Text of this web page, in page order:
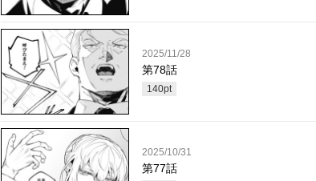
2025/11/28
第78話
140pt
2025/10/31
第77話